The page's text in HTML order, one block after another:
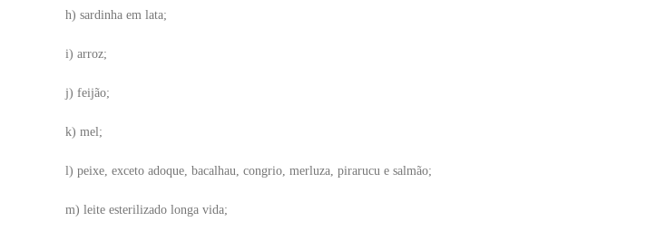
h) sardinha em lata;
i) arroz;
j) feijão;
k) mel;
l) peixe, exceto adoque, bacalhau, congrio, merluza, pirarucu e salmão;
m) leite esterilizado longa vida;